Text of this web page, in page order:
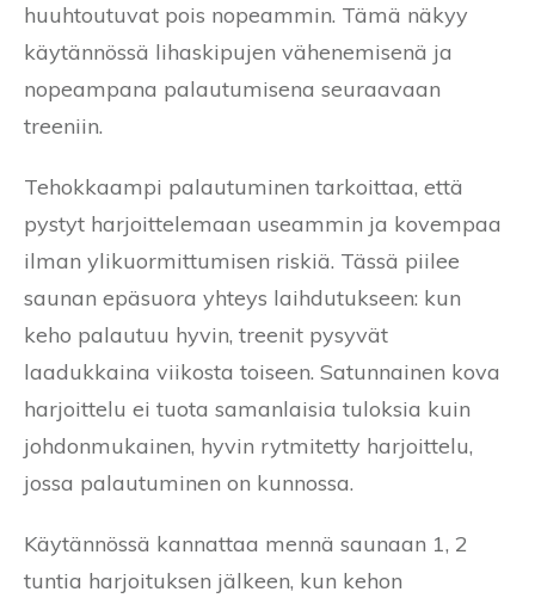
huuhtoutuvat pois nopeammin. Tämä näkyy
käytännössä lihaskipujen vähenemisenä ja
nopeampana palautumisena seuraavaan
treeniin.
Tehokkaampi palautuminen tarkoittaa, että
pystyt harjoittelemaan useammin ja kovempaa
ilman ylikuormittumisen riskiä. Tässä piilee
saunan epäsuora yhteys laihdutukseen: kun
keho palautuu hyvin, treenit pysyvät
laadukkaina viikosta toiseen. Satunnainen kova
harjoittelu ei tuota samanlaisia tuloksia kuin
johdonmukainen, hyvin rytmitetty harjoittelu,
jossa palautuminen on kunnossa.
Käytännössä kannattaa mennä saunaan 1, 2
tuntia harjoituksen jälkeen, kun kehon